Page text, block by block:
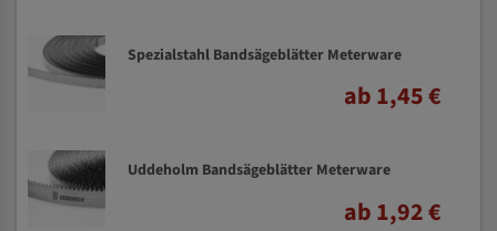
Spezialstahl Bandsägeblätter Meterware
ab 1,45 €
Uddeholm Bandsägeblätter Meterware
ab 1,92 €